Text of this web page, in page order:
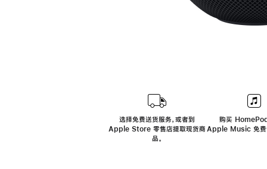
选择免费送货服务，或者到
Apple Store 零售店提取现货商
品。
购买
Apple Music 免费